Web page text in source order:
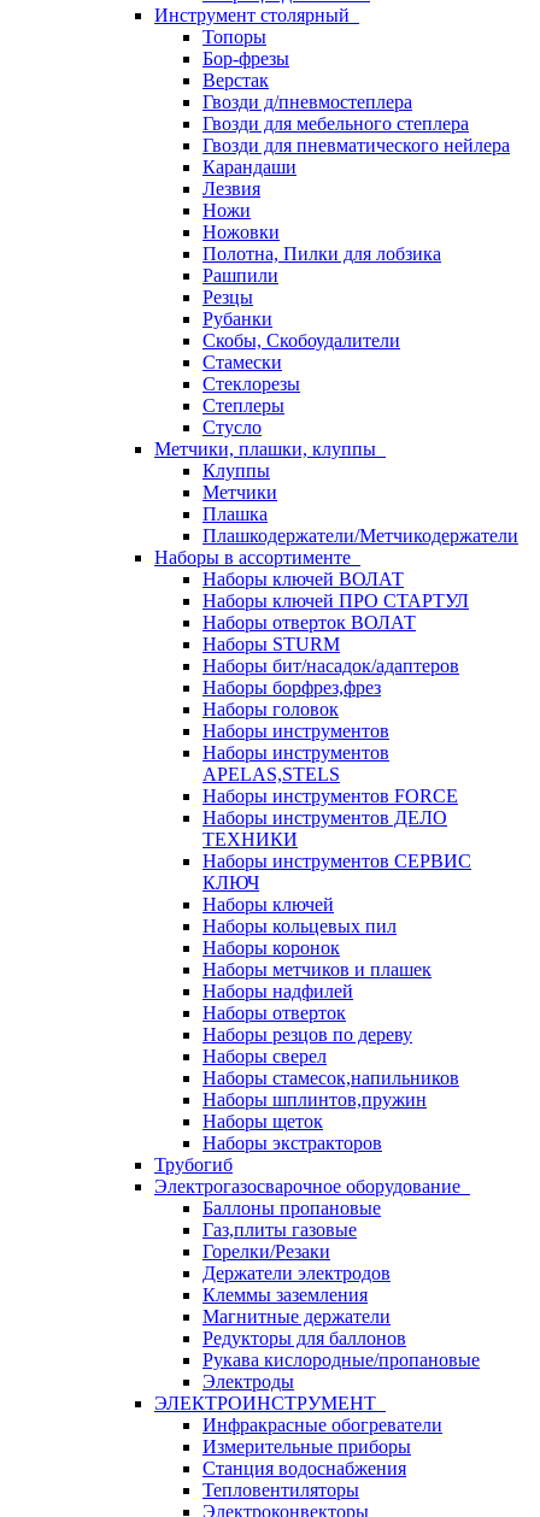
Инструмент столярный
Топоры
Бор-фрезы
Верстак
Гвозди д/пневмостеплера
Гвозди для мебельного степлера
Гвозди для пневматического нейлера
Карандаши
Лезвия
Ножи
Ножовки
Полотна, Пилки для лобзика
Рашпили
Резцы
Рубанки
Скобы, Скобоудалители
Стамески
Стеклорезы
Степлеры
Стусло
Метчики, плашки, клуппы
Клуппы
Метчики
Плашка
Плашкодержатели/Метчикодержатели
Наборы в ассортименте
Наборы ключей ВОЛАТ
Наборы ключей ПРО СТАРТУЛ
Наборы отверток ВОЛАТ
Наборы STURM
Наборы бит/насадок/адаптеров
Наборы борфрез,фрез
Наборы головок
Наборы инструментов
Наборы инструментов
APELAS,STELS
Наборы инструментов FORCE
Наборы инструментов ДЕЛО
ТЕХНИКИ
Наборы инструментов СЕРВИС
КЛЮЧ
Наборы ключей
Наборы кольцевых пил
Наборы коронок
Наборы метчиков и плашек
Наборы надфилей
Наборы отверток
Наборы резцов по дереву
Наборы сверел
Наборы стамесок,напильников
Наборы шплинтов,пружин
Наборы щеток
Наборы экстракторов
Трубогиб
Электрогазосварочное оборудование
Баллоны пропановые
Газ,плиты газовые
Горелки/Резаки
Держатели электродов
Клеммы заземления
Магнитные держатели
Редукторы для баллонов
Рукава кислородные/пропановые
Электроды
ЭЛЕКТРОИНСТРУМЕНТ
Инфракрасные обогреватели
Измерительные приборы
Станция водоснабжения
Тепловентиляторы
Электроконвекторы